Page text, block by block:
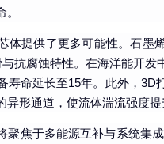
体提供了更多可能性。石墨
抗腐蚀特性。在海洋能开
寿命延长至15年。此外，3D
异形通道，使流体湍流强度
聚焦于多能源互补与系统集